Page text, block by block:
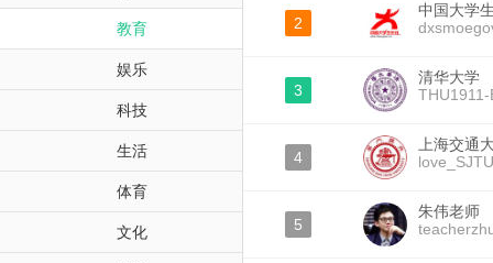
教育
娱乐
科技
生活
体育
文化
2
中国大学
3
清华大学
THU1911-
4
上海交通
love_SJTU
5
朱伟老师